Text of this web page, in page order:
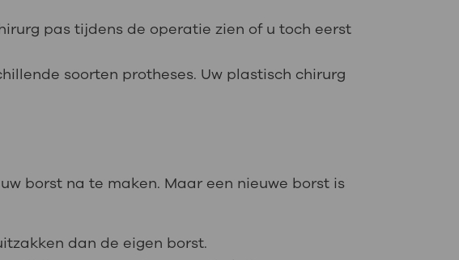
pas tijdens de operatie zien of u toch eerst
soorten protheses. Uw plastisch chirurg
borst na te maken. Maar een nieuwe borst is
dan de eigen borst.